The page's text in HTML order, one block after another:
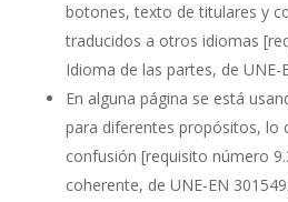
botones, texto de titulares y
traducidos a otros idiomas
Idioma de las partes, de UNE-
En alguna página se está
para diferentes propósitos, lo
confusión [requisito número
coherente, de UNE-EN